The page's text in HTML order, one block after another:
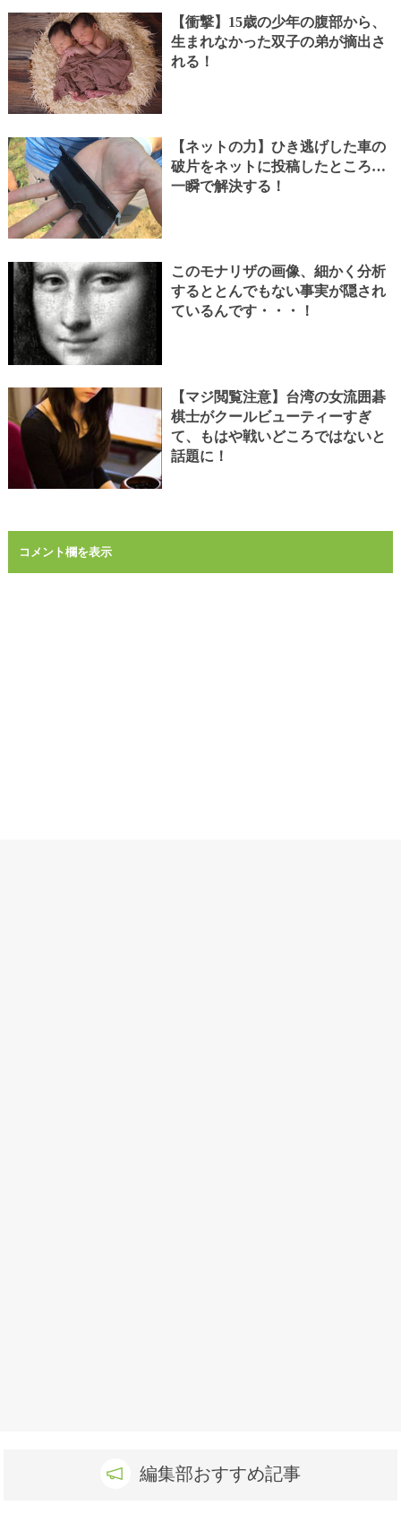
【衝撃】15歳の少年の腹部から、
生まれなかった双子の弟が摘出さ
れる！
【ネットの力】ひき逃げした車の
破片をネットに投稿したところ…
一瞬で解決する！
このモナリザの画像、細かく分析
するととんでもない事実が隠され
ているんです・・・！
【マジ閲覧注意】台湾の女流囲碁
棋士がクールビューティーすぎ
て、もはや戦いどころではないと
話題に！
コメント欄を表示
編集部おすすめ記事